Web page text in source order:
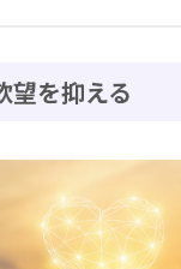
望を抑える